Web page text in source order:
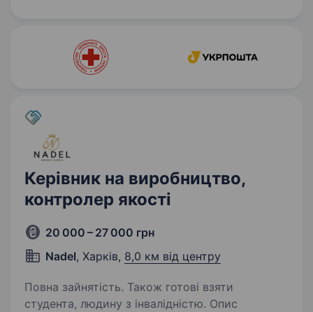
Керівник на виробництво,
контролер якості
20 000 – 27 000 грн
Nadel, Харків, 8,0 км від центру
Повна зайнятість. Також готові взяти
студента, людину з інвалідністю. Опис